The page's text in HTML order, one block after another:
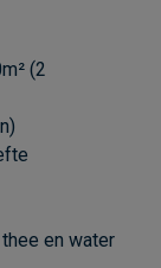
(2
en water